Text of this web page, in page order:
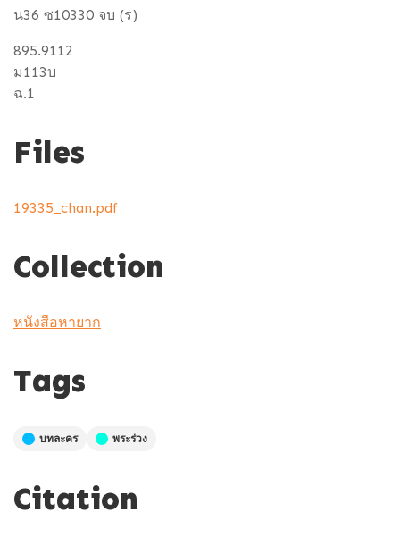
น36 ซ10330 จบ (ร)
895.9112
ม113บ
ฉ.1
Files
19335_chan.pdf
Collection
หนังสือหายาก
Tags
บทละคร พระร่วง
Citation